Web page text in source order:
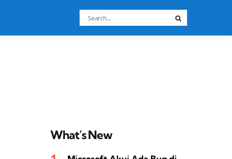
Search
for:
What’s New